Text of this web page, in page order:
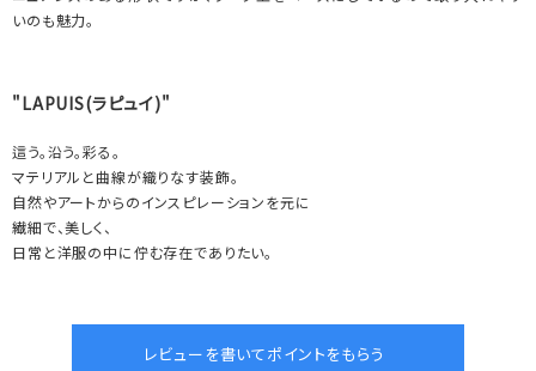
いのも魅力。
"LAPUIS(ラピュイ)"
這う。沿う。彩る。
マテリアルと曲線が織りなす装飾。
自然やアートからのインスピレーションを元に
繊細で、美しく、
日常と洋服の中に佇む存在でありたい。